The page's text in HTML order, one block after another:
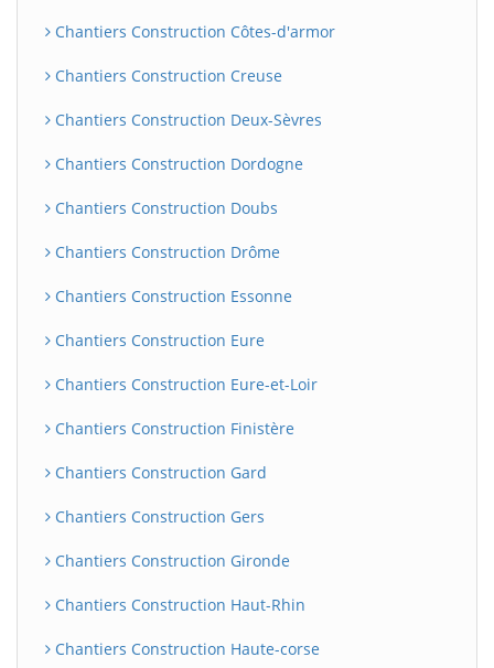
Chantiers Construction Côtes-d'armor
Chantiers Construction Creuse
Chantiers Construction Deux-Sèvres
Chantiers Construction Dordogne
Chantiers Construction Doubs
Chantiers Construction Drôme
Chantiers Construction Essonne
Chantiers Construction Eure
Chantiers Construction Eure-et-Loir
Chantiers Construction Finistère
Chantiers Construction Gard
Chantiers Construction Gers
Chantiers Construction Gironde
Chantiers Construction Haut-Rhin
Chantiers Construction Haute-corse